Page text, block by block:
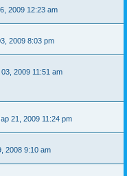
2009 12:23 am
2009 8:03 pm
2009 11:51 am
21, 2009 11:24 pm
2008 9:10 am